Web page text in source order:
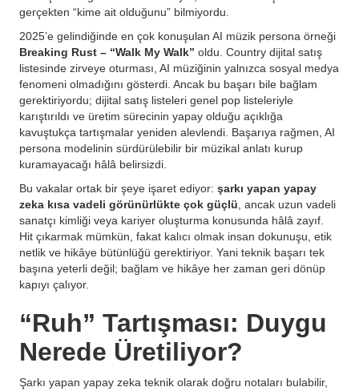
gerçekten “kime ait olduğunu” bilmiyordu.
2025’e gelindiğinde en çok konuşulan AI müzik persona örneği
Breaking Rust – “Walk My Walk” oldu. Country dijital satış
listesinde zirveye oturması, AI müziğinin yalnızca sosyal medya
fenomeni olmadığını gösterdi. Ancak bu başarı bile bağlam
gerektiriyordu; dijital satış listeleri genel pop listeleriyle
karıştırıldı ve üretim sürecinin yapay olduğu açıklığa
kavuştukça tartışmalar yeniden alevlendi. Başarıya rağmen, AI
persona modelinin sürdürülebilir bir müzikal anlatı kurup
kuramayacağı hâlâ belirsizdi.
Bu vakalar ortak bir şeye işaret ediyor: şarkı yapan yapay
zeka kısa vadeli görünürlükte çok güçlü , ancak uzun vadeli
sanatçı kimliği veya kariyer oluşturma konusunda hâlâ zayıf.
Hit çıkarmak mümkün, fakat kalıcı olmak insan dokunuşu, etik
netlik ve hikâye bütünlüğü gerektiriyor. Yani teknik başarı tek
başına yeterli değil; bağlam ve hikâye her zaman geri dönüp
kapıyı çalıyor.
“Ruh” Tartışması: Duygu
Nerede Üretiliyor?
Şarkı yapan yapay zeka teknik olarak doğru notaları bulabilir,